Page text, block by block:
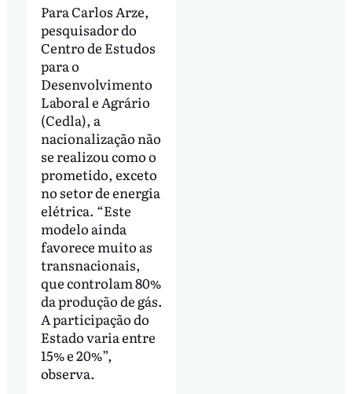
Para Carlos Arze,
pesquisador do
Centro de Estudos
para o
Desenvolvimento
Laboral e Agrário
(Cedla), a
nacionalização não
se realizou como o
prometido, exceto
no setor de energia
elétrica. “Este
modelo ainda
favorece muito as
transnacionais,
que controlam 80%
da produção de gás.
A participação do
Estado varia entre
15% e 20%”,
observa.